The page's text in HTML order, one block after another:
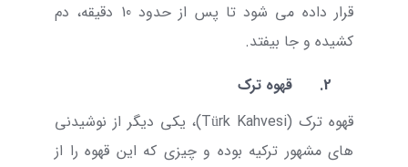
قرار داده می شود تا پس از حدود 10 دقیقه، دم
کشیده و جا بیفتد.
2.
قهوه ترک
قهوه ترک (
Türk Kahvesi
)، یکی دیگر از نوشیدنی
های مشهور ترکیه بوده و چیزی که این قهوه را از